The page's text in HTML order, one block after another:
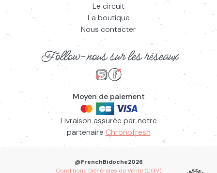
Le circuit
La boutique
Nous contacter
Follow-nous sur les réseaux
Suivez-nous sur Instagram
Suivez-nous sur Facebook
Moyen de paiement
Livraison assurée par notre
partenaireChronofresh
@FrenchBidoche2026
Conditions Générales de Vente (CGV)